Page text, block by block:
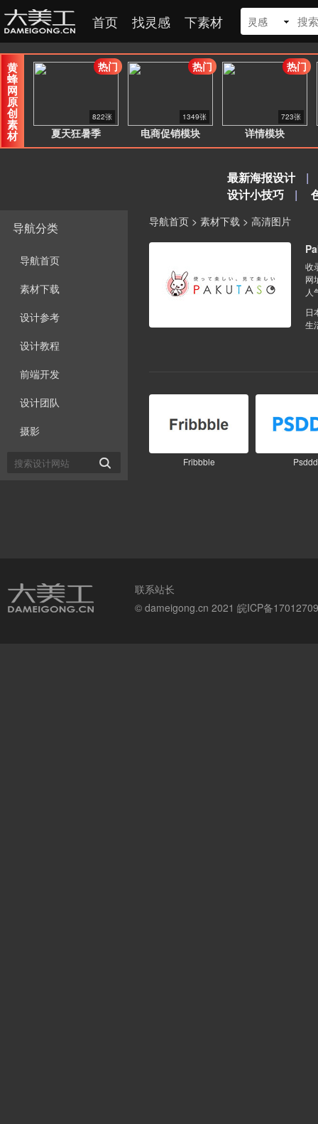
首页 找灵感 下素材 灵感
黄
蜂
网
原
创
素
材 夏天狂暑季
822张
热门
电商促销模块
1349张
热门
详情模块
723张
热门
最新海报设计
|
设计小技巧
|
导航分类
导航首页
素材下载
设计参考
设计教程
前端开发
设计团队
摄影

导航首页 > 素材下载 > 高清图片
收
网
人
日
生
Fribbble Psddd
联系站长
© dameigong.cn 2021 皖ICP备